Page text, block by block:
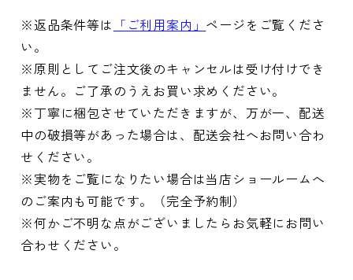
※返品条件等は 「ご利用案内」 ページをご覧くださ
い。
※原則としてご注文後のキャンセルは受け付けでき
ません。ご了承のうえお買い求めください。
※丁寧に梱包させていただきますが、万が一、配送
中の破損等があった場合は、配送会社へお問い合わ
せください。
※実物をご覧になりたい場合は当店ショールームへ
のご案内も可能です。（完全予約制）
※何かご不明な点がございましたらお気軽にお問い
合わせください。